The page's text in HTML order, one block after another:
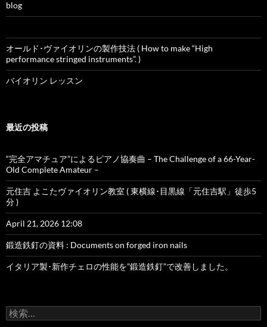
blog
オールド･ヴァイオリンの製作技法 ( How to make “High
performance stringed instruments”. )
バイオリン レッスン
最近の投稿
“完全アマチュア”によるピアノ協奏曲 – The Challenge of a 66-Year-
Old Complete Amateur –
元住吉 よこたヴァイオリン教室 ( 東横線･目黒線「元住吉駅」徒歩5
分 )
April 21, 2026 12:08
鍛造鉄釘の資料 : Documents on forged iron nails
イタリア製･新作チェロの性能を”鍛造鉄釘”で改善しました。
検
索: